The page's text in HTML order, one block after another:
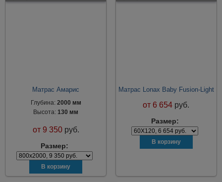
Матрас Амарис
Глубина: 2000 мм
Высота:130 мм
от9 350 руб.
Размер:
Матрас Lonax Baby Fusion-Light
от 6 654 руб.
Размер: